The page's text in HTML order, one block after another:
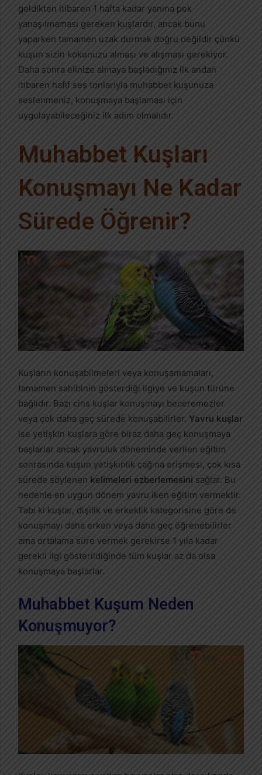
geldikten itibaren 1 hafta kadar yanına pek
yanaşılmaması gereken kuşlardır, ancak bunu
yaparken tamamen uzak durmak doğru değildir çünkü
kuşun sizin kokunuzu alması ve alışması gerekiyor.
Daha sonra elinize almaya başladığınız ilk andan
itibaren hafif ses tonlarıyla muhabbet kuşunuza
seslenmeniz, konuşmaya başlaması için
uygulayabileceğiniz ilk adım olmalıdır.
Muhabbet Kuşları
Konuşmayı Ne Kadar
Sürede Öğrenir?
Kuşların konuşabilmeleri veya konuşamamaları,
tamamen sahibinin gösterdiği ilgiye ve kuşun türüne
bağlıdır. Bazı cins kuşlar konuşmayı beceremezler
veya çok daha geç sürede konuşabilirler. Yavru kuşlar
ise yetişkin kuşlara göre biraz daha geç konuşmaya
başlarlar ancak yavruluk döneminde verilen eğitim
sonrasında kuşun yetişkinlik çağına erişmesi, çok kısa
sürede söylenen kelimeleri ezberlemesini sağlar. Bu
nedenle en uygun dönem yavru iken eğitim vermektir.
Tabi ki kuşlar, dişilik ve erkeklik kategorisine göre de
konuşmayı daha erken veya daha geç öğrenebilirler
ama ortalama süre vermek gerekirse 1 yıla kadar
gerekli ilgi gösterildiğinde tüm kuşlar az da olsa
konuşmaya başlarlar.
Muhabbet Kuşum Neden
Konuşmuyor?